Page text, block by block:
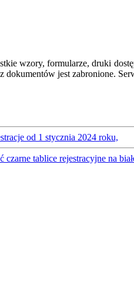
wzory, formularze, druki
dokumentów jest zabronione.
od 1 stycznia 2024 roku,
czarne tablice rejestracyjne na